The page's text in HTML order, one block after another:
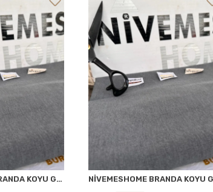
NİVEMESHOME BRANDA KOYU GRİ BALKON PERDESİ